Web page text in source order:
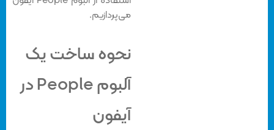
می‌پردازیم.
نحوه ساخت یک
آلبوم People در
آیفون